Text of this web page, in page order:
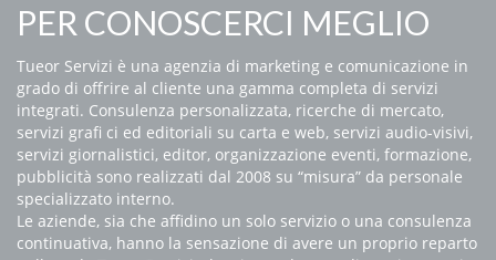
PER CONOSCERCI MEGLIO
Tueor Servizi è una agenzia di marketing e comunicazione in
grado di offrire al cliente una gamma completa di servizi
integrati. Consulenza personalizzata, ricerche di mercato,
servizi grafi ci ed editoriali su carta e web, servizi audio-visivi,
servizi giornalistici, editor, organizzazione eventi, formazione,
pubblicità sono realizzati dal 2008 su “misura” da personale
specializzato interno.
Le aziende, sia che affidino un solo servizio o una consulenza
continuativa, hanno la sensazione di avere un proprio reparto